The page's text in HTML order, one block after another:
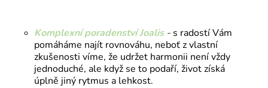
Komplexní poradenství Joalis - s radostí Vám
pomáháme najít rovnováhu, neboť z vlastní
zkušenosti víme, že udržet harmonii není vždy
jednoduché, ale když se to podaří, život získá
úplně jiný rytmus a lehkost.